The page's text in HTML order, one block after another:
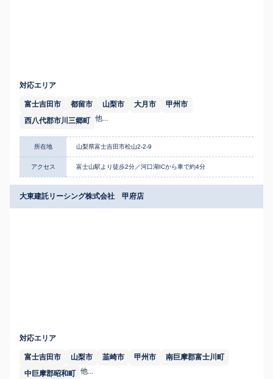
対応エリア
富士吉田市 都留市 山梨市 大月市
甲州市
西八代郡市川三郷町 他...
所在地 山梨県富士吉田市松山2-2-9
アクセス 富士山駅より徒歩2分／河口湖ICから車で約4分
大東建託リーシング株式会社 甲府店
対応エリア
富士吉田市 山梨市 韮崎市 甲州市
南巨摩郡富士川町
中巨摩郡昭和町 他...